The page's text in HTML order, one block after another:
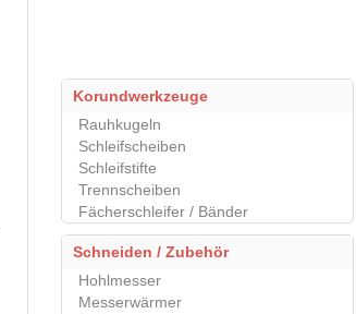
Korundwerkzeuge
Rauhkugeln
Schleifscheiben
Schleifstifte
Trennscheiben
Fächerschleifer / Bänder
Schneiden / Zubehör
Hohlmesser
Messerwärmer